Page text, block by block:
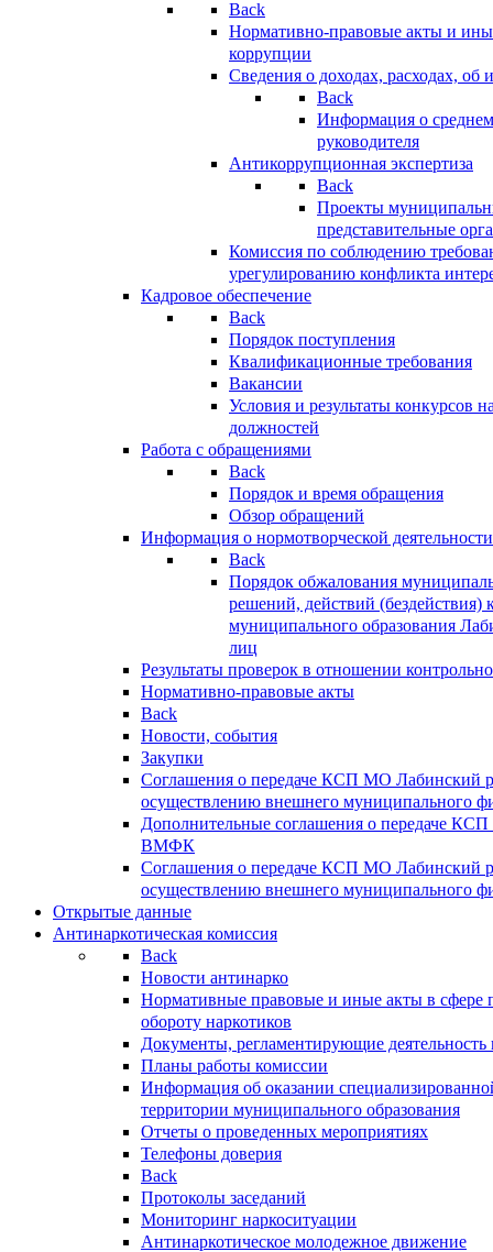
Back
Нормативно-правовые акты и
коррупции
Сведения о доходах, расходах, об
Back
Информация о
руководителя
Антикоррупционная экспертиза
Back
Проекты
представительные
Комиссия по соблюдению
урегулированию конфликта
Кадровое обеспечение
Back
Порядок поступления
Квалификационные требования
Вакансии
Условия и результаты конкурсов
должностей
Работа с обращениями
Back
Порядок и время обращения
Обзор обращений
Информация о нормотворческой деятельности
Back
Порядок обжалования
решений, действий (бездействия)
муниципального образования
лиц
Результаты проверок в отношении
Нормативно-правовые акты
Back
Новости, события
Закупки
Соглашения о передаче КСП МО Лабинский
осуществлению внешнего муниципального
Дополнительные соглашения о передаче
ВМФК
Соглашения о передаче КСП МО Лабинский
осуществлению внешнего муниципального
Открытые данные
Антинаркотическая комиссия
Back
Новости антинарко
Нормативные правовые и иные акты в сфере
обороту наркотиков
Документы, регламентирующие деятельность
Планы работы комиссии
Информация об оказании
территории муниципального образования
Отчеты о проведенных мероприятиях
Телефоны доверия
Back
Протоколы заседаний
Мониторинг наркоситуации
Антинаркотическое молодежное движение